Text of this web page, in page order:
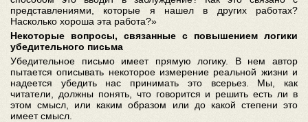
представлениями, которые я нашел в других работах?
Насколько хороша эта работа?»
Некоторые вопросы, связанные с повышением логики
убедительного письма
Убедительное письмо имеет прямую логику. В нем автор
пытается описывать некоторое измерение реальной жизни и
надеется убедить нас принимать это всерьез. Мы, как
читатели, должны понять, что говорится и решить есть ли в
этом смысл, или каким образом или до какой степени это
имеет смысл.